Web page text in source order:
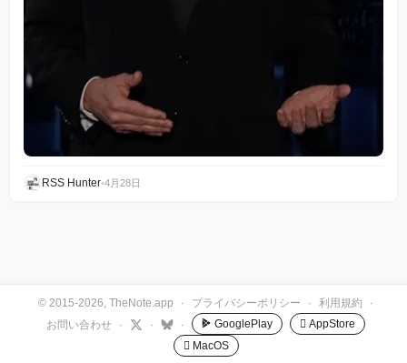
RSS Hunter•4月28日
© 2015-2026, TheNote.app · プライバシーポリシー · 利用規約
·
お問い合わせ
· · · GooglePlay
 AppStore
 MacOS